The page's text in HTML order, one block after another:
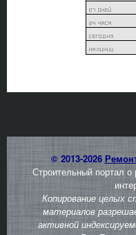
© 2013-2026
Строительный портал о
Копирование целых
материалов
активной